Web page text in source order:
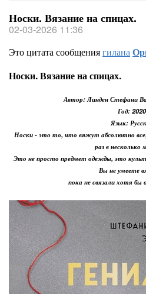
Носки. Вязание на спицах.
02-03-2026 11:36
Это цитата сообщениягилана
Носки. Вязание на спицах.
Автор: Линден Стефани
Год: 2020
Язык:
Носки - это то, что вяжут абсолютно
раз в несколько
Это не просто предмет одежды, это
Вы не умеете
пока не связали хотя бы